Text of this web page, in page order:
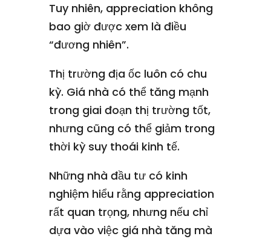
Tuy nhiên, appreciation không
bao giờ được xem là điều
“đương nhiên”.
Thị trường địa ốc luôn có chu
kỳ. Giá nhà có thể tăng mạnh
trong giai đoạn thị trường tốt,
nhưng cũng có thể giảm trong
thời kỳ suy thoái kinh tế.
Những nhà đầu tư có kinh
nghiệm hiểu rằng appreciation
rất quan trọng, nhưng nếu chỉ
dựa vào việc giá nhà tăng mà